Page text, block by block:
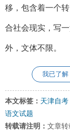
移，包含着一个
合社会现实，写
外，文体不限。
我已了解
本文标签： 天津自考
语文试题
转载请注明： 文章转